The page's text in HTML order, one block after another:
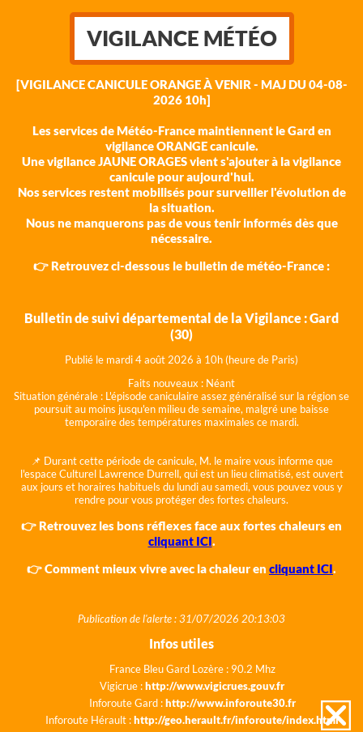
VIGILANCE MÉTÉO
[VIGILANCE CANICULE ORANGE À VENIR - MAJ DU 04-08-
2026 10h]
Les services de Météo-France maintiennent le Gard en
vigilance ORANGE canicule.
Une vigilance JAUNE ORAGES vient s'ajouter à la vigilance
canicule pour aujourd'hui.
Nos services restent mobilisés pour surveiller l'évolution de
la situation.
Nous ne manquerons pas de vous tenir informés dès que
nécessaire.
👉 Retrouvez ci-dessous le bulletin de météo-France :
Bulletin de suivi départemental de la Vigilance : Gard
(30)
Publié le mardi 4 août 2026 à 10h (heure de Paris)
Faits nouveaux : Néant
Situation générale : L'épisode caniculaire assez généralisé sur la région se
poursuit au moins jusqu'en milieu de semaine, malgré une baisse
temporaire des températures maximales ce mardi.
📌 Durant cette période de canicule, M. le maire vous informe que
l'espace Culturel Lawrence Durrell, qui est un lieu climatisé, est ouvert
aux jours et horaires habituels du lundi au samedi, vous pouvez vous y
rendre pour vous protéger des fortes chaleurs.
👉 Retrouvez les bons réflexes face aux fortes chaleurs en
cliquant ICI.
👉 Comment mieux vivre avec la chaleur en cliquant ICI.
Publication de l'alerte : 31/07/2026 20:13:03
Infos utiles
France Bleu Gard Lozère : 90.2 Mhz
Vigicrue :http://www.vigicrues.gouv.fr
Inforoute Gard :http://www.inforoute30.fr
Inforoute Hérault :http://geo.herault.fr/inforoute/index.html